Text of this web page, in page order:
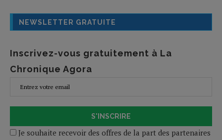
NEWSLETTER GRATUITE
Inscrivez-vous gratuitement à La
Chronique Agora
S'INSCRIRE
Je souhaite recevoir des offres de la part des partenaires